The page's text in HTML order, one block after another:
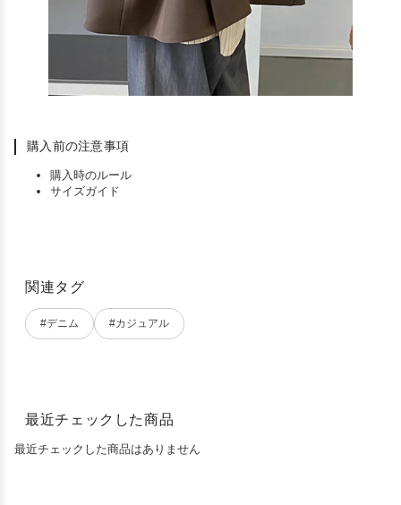
購入前の注意事項
購入時のルール
サイズガイド
関連タグ
#デニム #カジュアル
最近チェックした商品
最近チェックした商品はありません